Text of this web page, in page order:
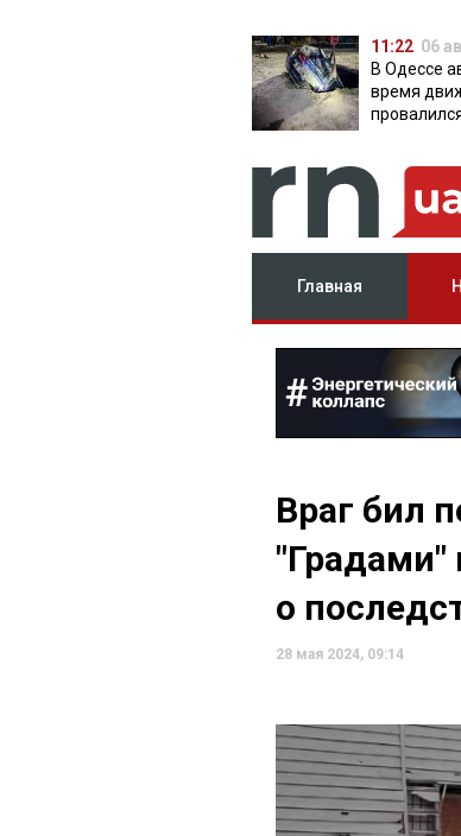
11:22 06
В Одессе
время
Главная
Враг бил
"Градами"
о
28 мая 2024, 09:14